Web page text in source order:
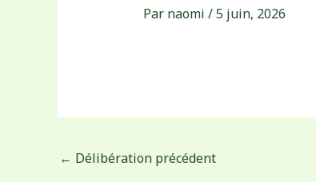
Par naomi /5 juin, 2026
← Délibération précédent